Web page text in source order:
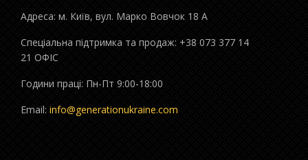
Адреса: м. Київ, вул. Марко Вовчок 18 А
Спеціальна підтримка та продаж: +38 073 377 14
21 ОФІС
Години праці: Пн-Пт 9:00-18:00
Email: info@generationukraine.com